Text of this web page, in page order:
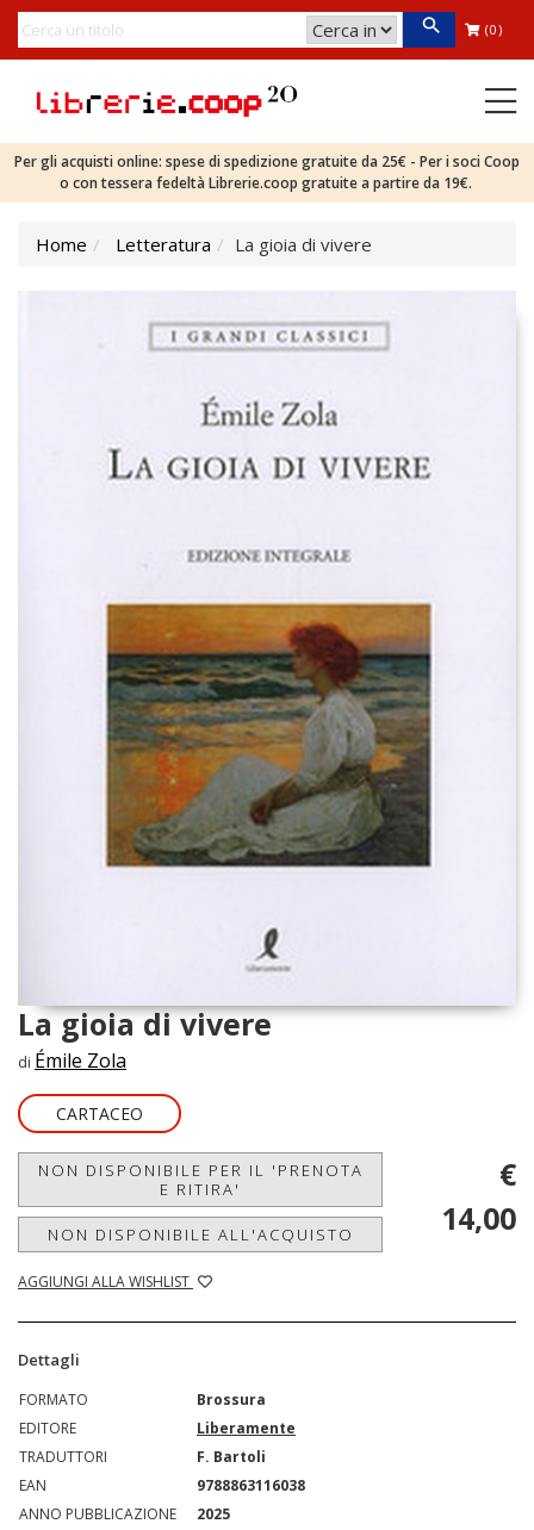
(0)
Per gli acquisti online: spese di spedizione gratuite da 25€ - Per i soci Coop
o con tessera fedeltà Librerie.coop gratuite a partire da 19€.
Home Letteratura La gioia di vivere
La gioia di vivere
di Émile Zola
CARTACEO
NON DISPONIBILE PER IL 'PRENOTA
E RITIRA'
NON DISPONIBILE ALL'ACQUISTO
AGGIUNGI ALLA WISHLIST
€
14,00
Dettagli
FORMATO
Brossura
EDITORE
Liberamente
TRADUTTORI
F. Bartoli
EAN
9788863116038
ANNO PUBBLICAZIONE
2025